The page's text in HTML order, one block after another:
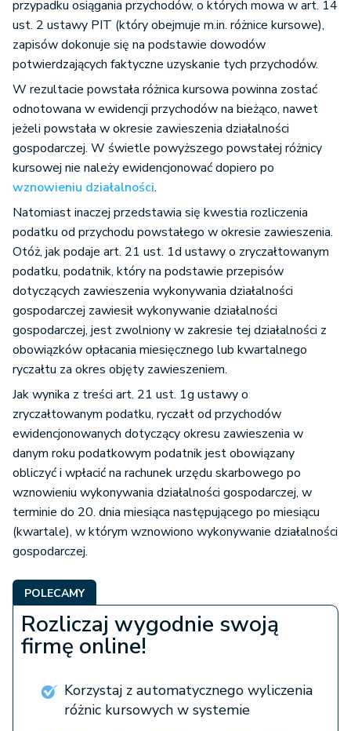
przypadku osiągania przychodów, o których mowa w art. 14
ust. 2 ustawy PIT (który obejmuje m.in. różnice kursowe),
zapisów dokonuje się na podstawie dowodów
potwierdzających faktyczne uzyskanie tych przychodów.
W rezultacie powstała różnica kursowa powinna zostać
odnotowana w ewidencji przychodów na bieżąco, nawet
jeżeli powstała w okresie zawieszenia działalności
gospodarczej. W świetle powyższego powstałej różnicy
kursowej nie należy ewidencjonować dopiero po
wznowieniu działalności.
Natomiast inaczej przedstawia się kwestia rozliczenia
podatku od przychodu powstałego w okresie zawieszenia.
Otóż, jak podaje art. 21 ust. 1d ustawy o zryczałtowanym
podatku, podatnik, który na podstawie przepisów
dotyczących zawieszenia wykonywania działalności
gospodarczej zawiesił wykonywanie działalności
gospodarczej, jest zwolniony w zakresie tej działalności z
obowiązków opłacania miesięcznego lub kwartalnego
ryczałtu za okres objęty zawieszeniem.
Jak wynika z treści art. 21 ust. 1g ustawy o
zryczałtowanym podatku, ryczałt od przychodów
ewidencjonowanych dotyczący okresu zawieszenia w
danym roku podatkowym podatnik jest obowiązany
obliczyć i wpłacić na rachunek urzędu skarbowego po
wznowieniu wykonywania działalności gospodarczej, w
terminie do 20. dnia miesiąca następującego po miesiącu
(kwartale), w którym wznowiono wykonywanie działalności
gospodarczej.
POLECAMY
Rozliczaj wygodnie swoją
firmę online!
Korzystaj z automatycznego wyliczenia
różnic kursowych w systemie